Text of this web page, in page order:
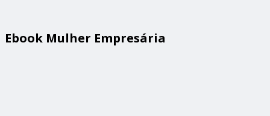
Ebook Mulher Empresária